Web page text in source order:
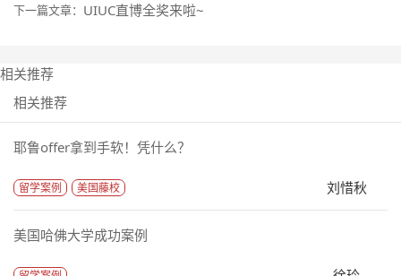
下一篇文章： UIUC直博全奖来啦~
相关推荐
相关推荐
耶鲁offer拿到手软！凭什么？
留学案例 美国藤校 刘惜秋
美国哈佛大学成功案例